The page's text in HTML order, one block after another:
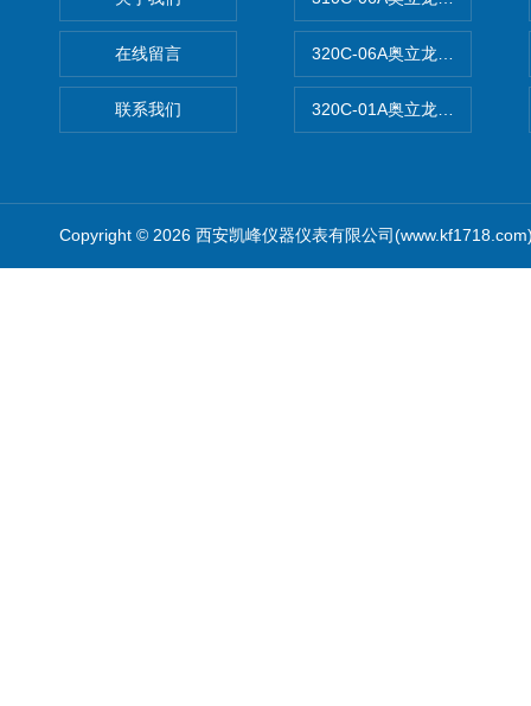
在线留言
联系我们
320C-06A奥立龙实验室便携
320C-01A奥立龙实验室便携
Copyright © 2026 西安凯峰仪器仪表有限公司